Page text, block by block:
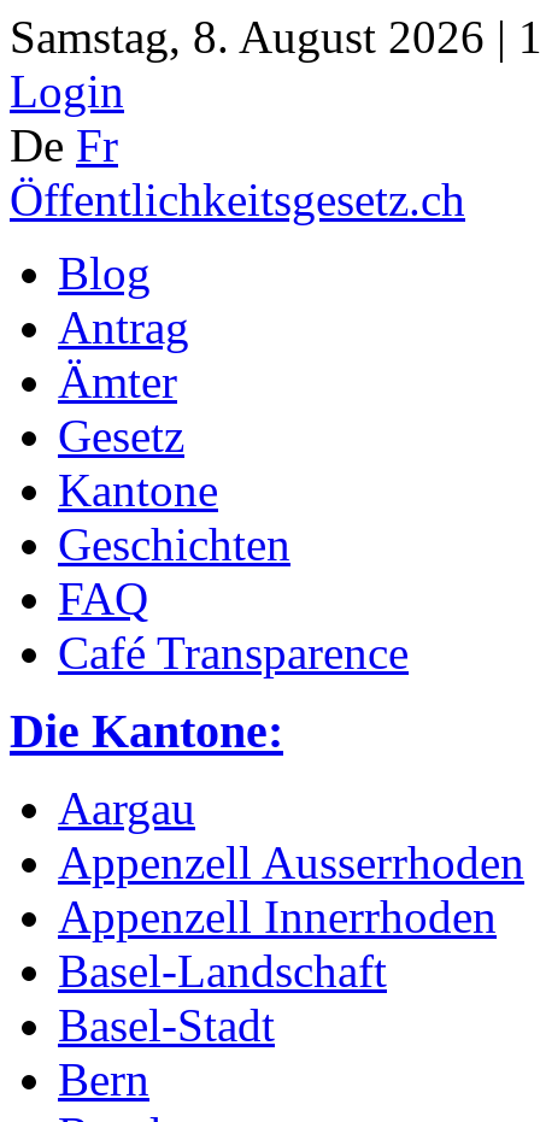
Samstag, 8. August 2026 |
Login
De Fr
Öffentlichkeitsgesetz.ch
Blog
Antrag
Ämter
Gesetz
Kantone
Geschichten
FAQ
Café Transparence
Die Kantone:
Aargau
Appenzell Ausserrhoden
Appenzell Innerrhoden
Basel-Landschaft
Basel-Stadt
Bern